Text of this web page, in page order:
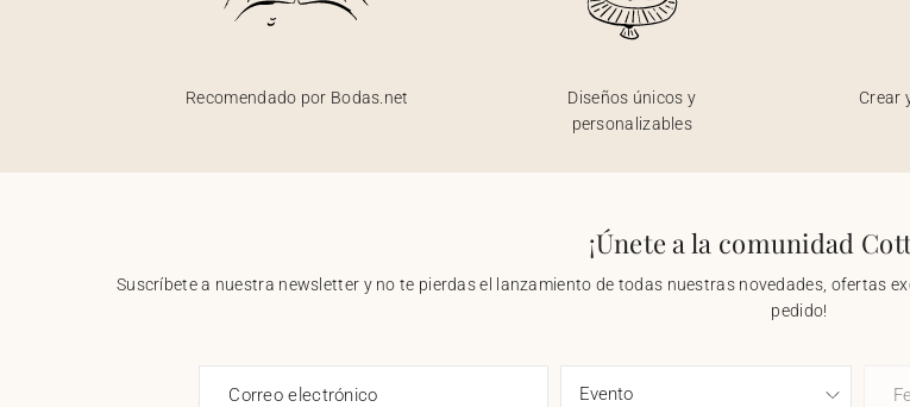
Recomendado por Bodas.net
Diseños únicos y
personalizables
Crear
¡Únete a la comunidad
Suscríbete a nuestra newsletter y no te pierdas el lanzamiento de todas nuestras novedades, ofertas
pedido!
Correo electrónico